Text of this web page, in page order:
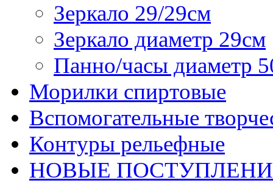
Зеркало 29/29см
Зеркало диаметр 29см
Панно/часы диаметр
Морилки спиртовые
Вспомогательные
Контуры рельефные
НОВЫЕ